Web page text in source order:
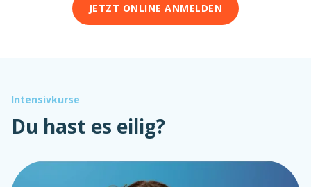
JETZT ONLINE ANMELDEN
Intensivkurse
Du hast es eilig?